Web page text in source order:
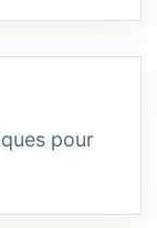
pour